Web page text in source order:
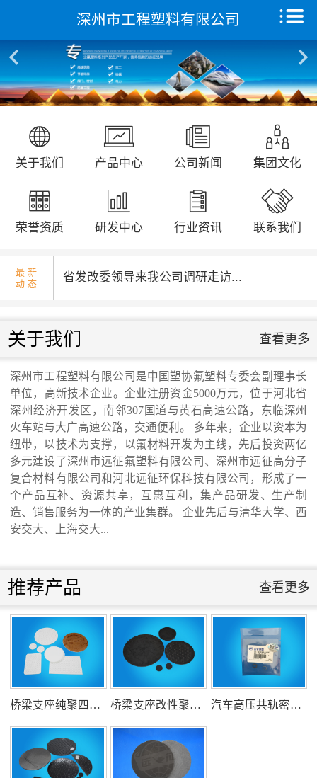
深州市工程塑料有限公司
关于我们 产品中心 公司新闻 集团文化
荣誉资质 研发中心 行业资讯 联系我们
最 新
动 态
核酸检测演练...
国庆升旗仪式...
省发改委领导来我公司调研走访...
交通运输行业标准《桥梁支座用高分子材料
滑板》 送审稿审查会在京召开...
河北省科学院与远征环保科技有限公司能源
式...
氟塑料行业兴氟沙龙...
关于我们 查看更多
深州市工程塑料有限公司是中国塑协氟塑料专委会副理事长
单位，高新技术企业。企业注册资金5000万元，位于河北省
深州经济开发区，南邻307国道与黄石高速公路，东临深州
火车站与大广高速公路，交通便利。 多年来，企业以资本为
纽带，以技术为支撑，以氟材料开发为主线，先后投资两亿
多元建设了深州市远征氟塑料有限公司、深州市远征高分子
复合材料有限公司和河北远征环保科技有限公司，形成了一
个产品互补、资源共享，互惠互利，集产品研发、生产制
造、销售服务为一体的产业集群。 企业先后与清华大学、西
安交大、上海交大...
推荐产品 查看更多
桥梁支座纯聚四氟乙烯滑板 桥梁支座改性聚四氟乙烯滑板 汽车高压共轨密封圈
首页
关于我们
产品中心
远征研发中心
集团文化
新闻动态